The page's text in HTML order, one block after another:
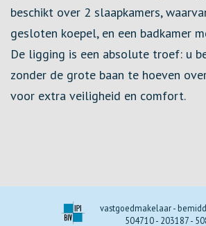
beschikt over 2 slaapkamers,
gesloten koepel, en een badkamer
De ligging is een absolute troef: u
zonder de grote baan te hoeven
voor extra veiligheid en comfort.
vastgoedmakelaar -
504710 - 203187 -